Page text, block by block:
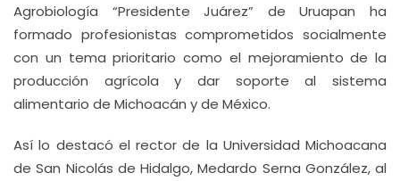
Agrobiología “Presidente Juárez” de Uruapan ha
formado profesionistas comprometidos socialmente
con un tema prioritario como el mejoramiento de la
producción agrícola y dar soporte al sistema
alimentario de Michoacán y de México.
Así lo destacó el rector de la Universidad Michoacana
de San Nicolás de Hidalgo, Medardo Serna González, al